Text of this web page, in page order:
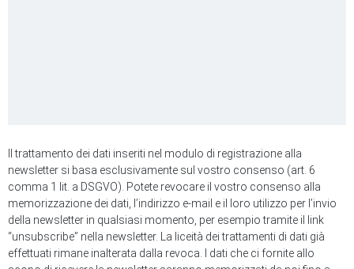
Il trattamento dei dati inseriti nel modulo di registrazione alla
newsletter si basa esclusivamente sul vostro consenso (art. 6
comma 1 lit. a DSGVO). Potete revocare il vostro consenso alla
memorizzazione dei dati, l’indirizzo e-mail e il loro utilizzo per l’invio
della newsletter in qualsiasi momento, per esempio tramite il link
“unsubscribe” nella newsletter. La liceità dei trattamenti di dati già
effettuati rimane inalterata dalla revoca. I dati che ci fornite allo